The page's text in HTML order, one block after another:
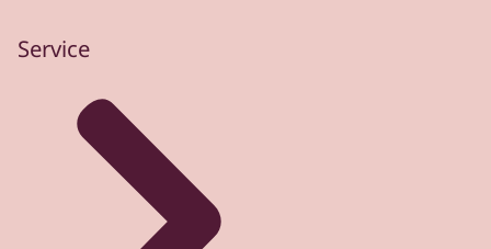
Service